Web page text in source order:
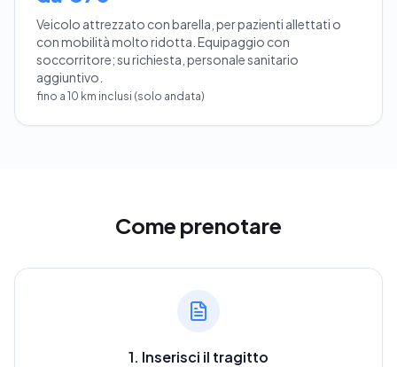
Veicolo attrezzato con barella, per pazienti allettati o
con mobilità molto ridotta. Equipaggio con
soccorritore; su richiesta, personale sanitario
aggiuntivo.
fino a 10 km inclusi (solo andata)
Come prenotare
1. Inserisci il tragitto